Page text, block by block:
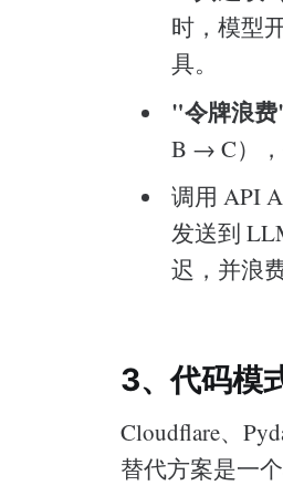
时，模型
具。
"令牌浪费
B → C），
调用 API
发送到
迟，并浪
3、代码模
Cloudflare、
替代方案是一